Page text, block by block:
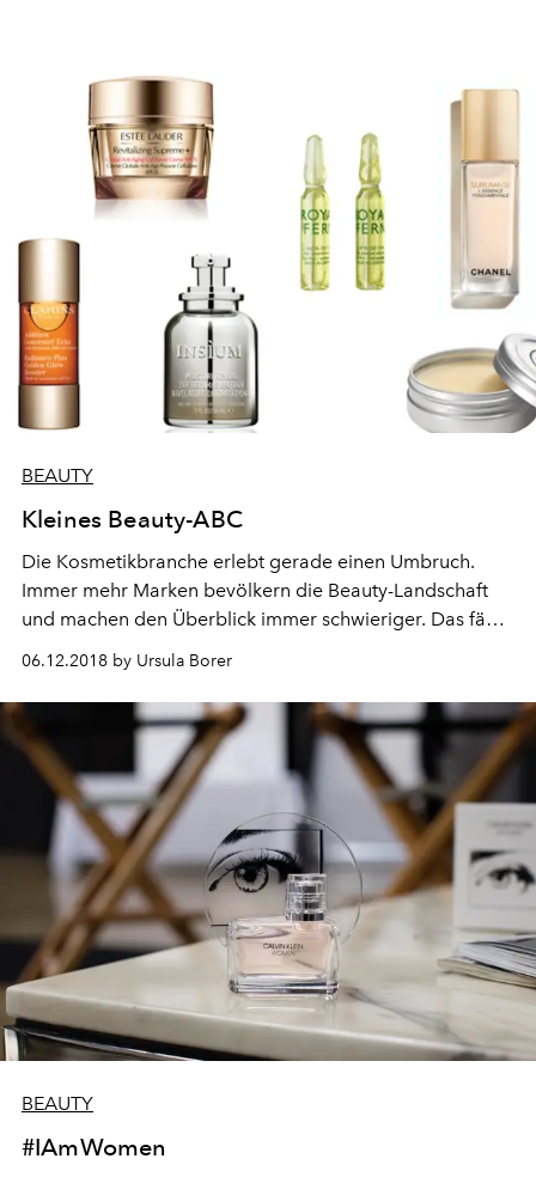
BEAUTY
Kleines Beauty-ABC
Die Kosmetikbranche erlebt gerade einen Umbruch.
Immer mehr Marken bevölkern die Beauty-Landschaft
und machen den Überblick immer schwieriger. Das fängt
bereits bei den Texturen und Bezeichnungen an. Wir
schaffen Abhilfe mit einer kleinen Fibel, wann man was
für welchen Hauttyp benutzen sollte.
06.12.2018 by Ursula Borer
BEAUTY
#IAmWomen